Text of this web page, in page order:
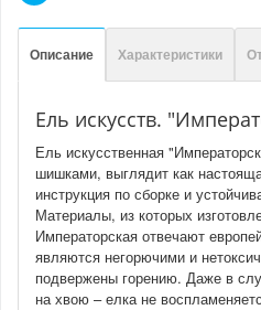
Описание Характеристики
Ель искусств.
Ель искусственная
шишками, выглядит как
инструкция по сборке и
Материалы, из которых
Императорская отвечают
являются негорючими и
подвержены горению. Даже в
на хвою – елка не